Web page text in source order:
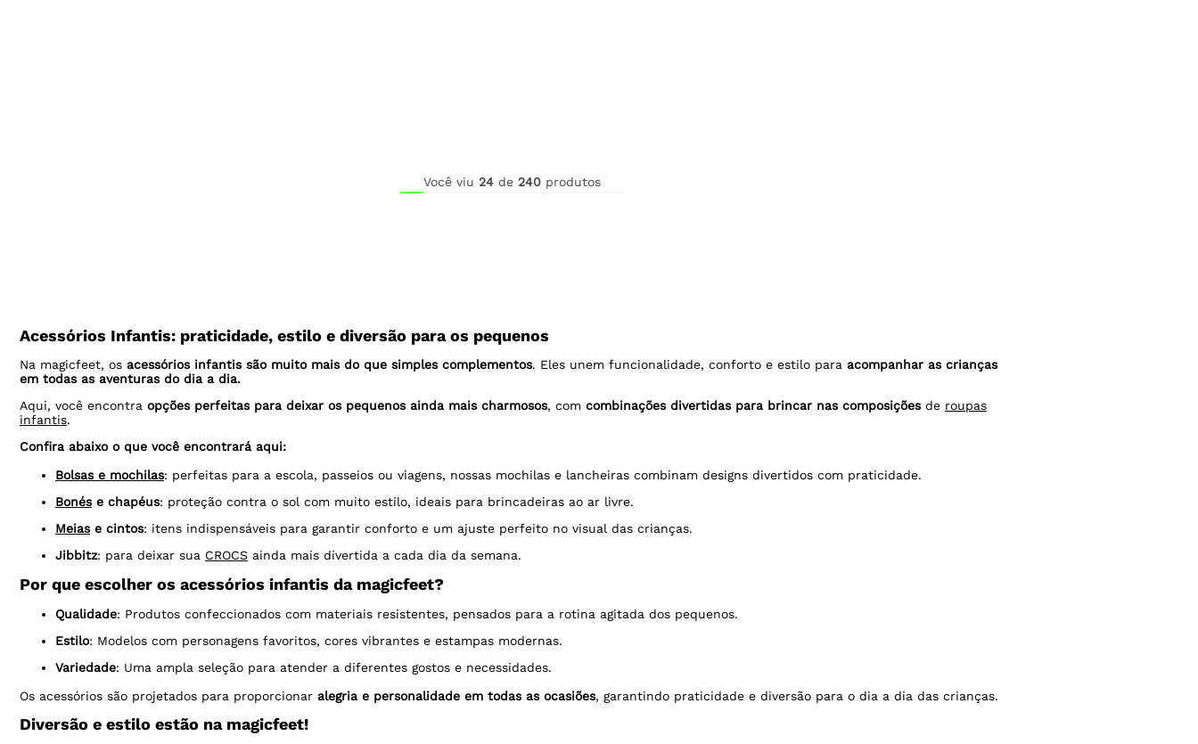
Você viu 24 de 240 produtos
Acessórios Infantis: praticidade, estilo e diversão para os pequenos
Na magicfeet, os acessórios infantis são muito mais do que simples complementos. Eles unem funcionalidade, conforto e estilo para acompanhar as crianças
em todas as aventuras do dia a dia.
Aqui, você encontra opções perfeitas para deixar os pequenos ainda mais charmosos, com combinações divertidas para brincar nas composiçõesde roupas
infantis.
Confira abaixo o que você encontrará aqui:
Bolsas e mochilas: perfeitas para a escola, passeios ou viagens, nossas mochilas e lancheiras combinam designs divertidos com praticidade.
Bonése chapéus: proteção contra o sol com muito estilo, ideais para brincadeiras ao ar livre.
Meiase cintos: itens indispensáveis para garantir conforto e um ajuste perfeito no visual das crianças.
Jibbitz: para deixar sua CROCS ainda mais divertida a cada dia da semana.
Por que escolher os acessórios infantis da magicfeet?
Qualidade: Produtos confeccionados com materiais resistentes, pensados para a rotina agitada dos pequenos.
Estilo: Modelos com personagens favoritos, cores vibrantes e estampas modernas.
Variedade: Uma ampla seleção para atender a diferentes gostos e necessidades.
Os acessórios são projetados para proporcionar alegria e personalidade em todas as ocasiões, garantindo praticidade e diversão para o dia a dia das crianças.
Diversão e estilo estão na magicfeet!